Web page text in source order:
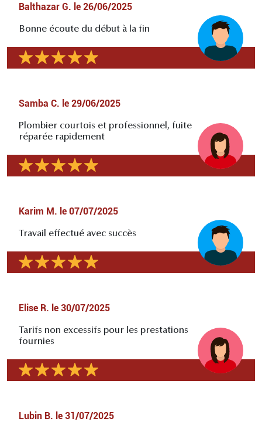
Balthazar G. le 26/06/2025
Bonne écoute du début à la fin
Samba C. le 29/06/2025
Plombier courtois et professionnel, fuite
réparée rapidement
Karim M. le 07/07/2025
Travail effectué avec succès
Elise R. le 30/07/2025
Tarifs non excessifs pour les prestations
fournies
Lubin B. le 31/07/2025